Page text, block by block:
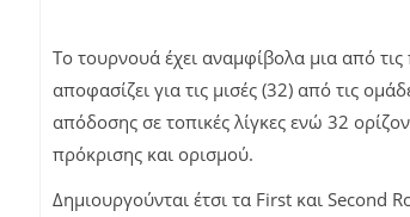
Το τουρνουά έχει αναμφίβολα μια από τις
αποφασίζει για τις μισές (32) από τις
απόδοσης σε τοπικές λίγκες ενώ 32
πρόκρισης και ορισμού.
Δημιουργούνται έτσι τα First και Second